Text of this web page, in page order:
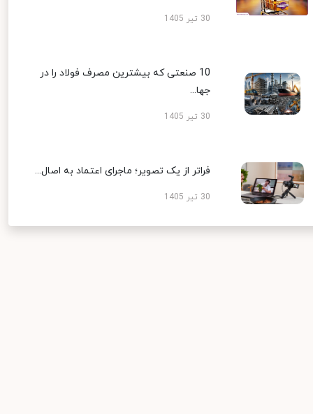
30 تیر 1405
10 صنعتی که بیشترین مصرف فولاد را در
جها...
30 تیر 1405
فراتر از یک تصویر؛ ماجرای اعتماد به اصال...
30 تیر 1405